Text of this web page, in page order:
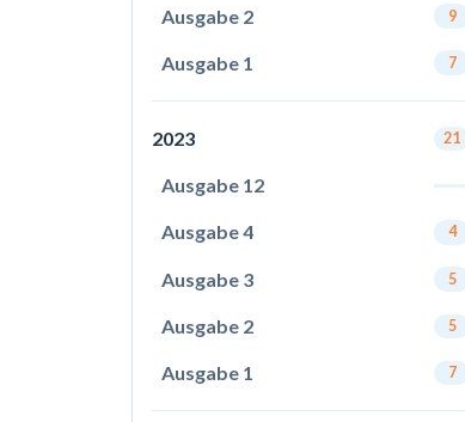
Ausgabe 2 9
Ausgabe 1 7
2023 21
Ausgabe 12
Ausgabe 4 4
Ausgabe 3 5
Ausgabe 2 5
Ausgabe 1 7